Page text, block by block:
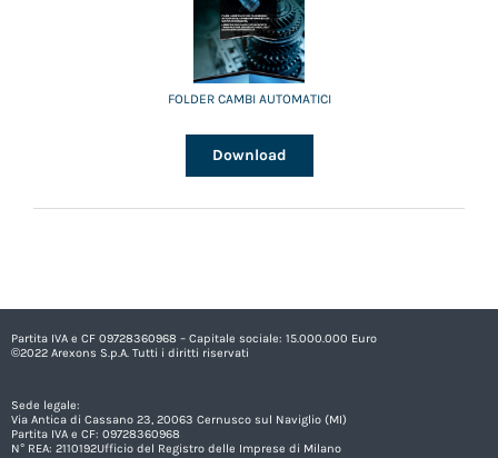
FOLDER CAMBI AUTOMATICI
Download
Partita IVA e CF 09728360968 – Capitale sociale: 15.000.000 Euro
©2022 Arexons S.p.A. Tutti i diritti riservati
Sede legale:
Via Antica di Cassano 23, 20063 Cernusco sul Naviglio (MI)
Partita IVA e CF: 09728360968
N° REA: 2110192Ufficio del Registro delle Imprese di Milano